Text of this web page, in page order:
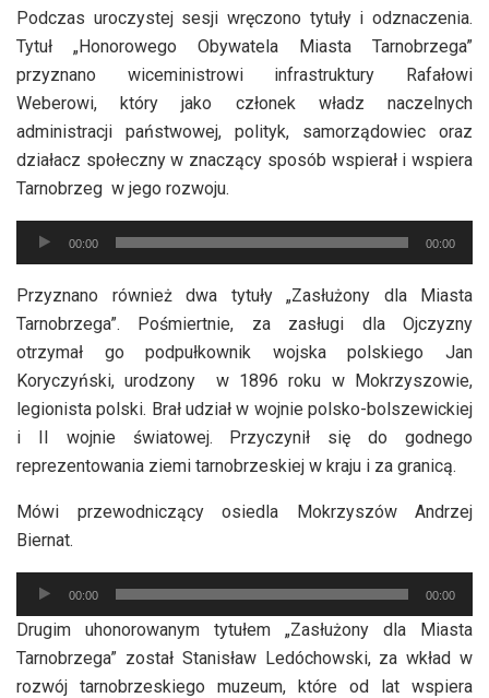
dźwiękowych
Podczas uroczystej sesji wręczono tytuły i odznaczenia.
Tytuł „Honorowego Obywatela Miasta Tarnobrzega”
przyznano wiceministrowi infrastruktury Rafałowi
Weberowi, który jako członek władz naczelnych
administracji państwowej, polityk, samorządowiec oraz
działacz społeczny w znaczący sposób wspierał i wspiera
Tarnobrzeg w jego rozwoju.
Odtwarzacz
plików
dźwiękowych
00:00 00:00
Przyznano również dwa tytuły „Zasłużony dla Miasta
Tarnobrzega”. Pośmiertnie, za zasługi dla Ojczyzny
otrzymał go podpułkownik wojska polskiego Jan
Koryczyński, urodzony w 1896 roku w Mokrzyszowie,
legionista polski. Brał udział w wojnie polsko-bolszewickiej
i II wojnie światowej. Przyczynił się do godnego
reprezentowania ziemi tarnobrzeskiej w kraju i za granicą.
Mówi przewodniczący osiedla Mokrzyszów Andrzej
Biernat.
Odtwarzacz
plików
dźwiękowych
00:00 00:00
Drugim uhonorowanym tytułem „Zasłużony dla Miasta
Tarnobrzega” został Stanisław Ledóchowski, za wkład w
rozwój tarnobrzeskiego muzeum, które od lat wspiera